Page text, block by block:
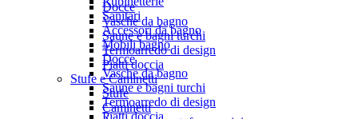
Sanitari
Accessori da bagno
Mobili bagno
Docce
Vasche da bagno
Saune e bagni turchi
Termoarredo di design
Piatti doccia
Docce
Vasche da bagno
Saune e bagni turchi
Termoarredo di design
Piatti doccia
Stufe e Caminetti
Stufe
Caminetti